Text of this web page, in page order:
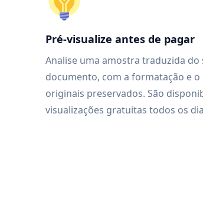
Pré-visualize antes de pagar
Analise uma amostra traduzida do
documento, com a formatação e o
originais preservados. São
visualizações gratuitas todos os